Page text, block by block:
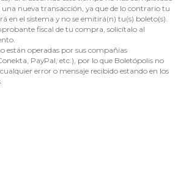
nueva transacción, ya que de lo contrario tu
en el sistema y no se emitirá(n) tu(s) boleto(s).
fiscal de tu compra, solicítalo al
están operadas por sus compañías
PayPal, etc.), por lo que Boletópolis no
error o mensaje recibido estando en los